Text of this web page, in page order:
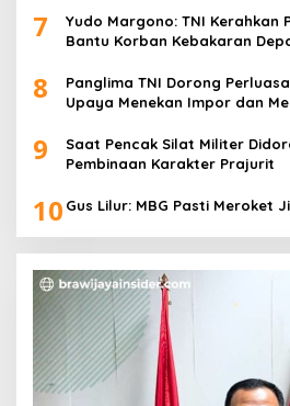
7
Yudo Margono: TNI
Bantu Korban Kebakaran
8
Panglima TNI Dorong
Upaya Menekan Impor dan
9
Saat Pencak Silat Militer
Pembinaan Karakter Prajurit
10 Gus Lilur: MBG Pasti Meroket